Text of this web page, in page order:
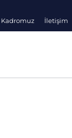
Kadromuz İletişim